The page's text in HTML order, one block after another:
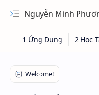
Nguyễn Minh Phương - Blog Chia sẻ Kiến thức